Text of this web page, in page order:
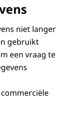
niet langer
gebruikt
een vraag te